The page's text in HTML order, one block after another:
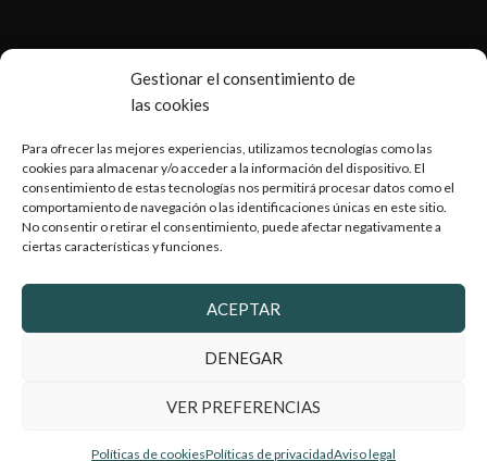
Gestionar el consentimiento de
las cookies
Para ofrecer las mejores experiencias, utilizamos tecnologías como las
cookies para almacenar y/o acceder a la información del dispositivo. El
consentimiento de estas tecnologías nos permitirá procesar datos como el
comportamiento de navegación o las identificaciones únicas en este sitio.
No consentir o retirar el consentimiento, puede afectar negativamente a
ciertas características y funciones.
ACEPTAR
DENEGAR
VER PREFERENCIAS
Políticas de cookiesPolíticas de privacidadAviso legal